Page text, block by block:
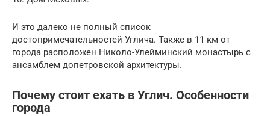
И это далеко не полный список
достопримечательностей Углича. Также в 11 км от
города расположен Николо-Улейминский монастырь с
ансамблем допетровской архитектуры.
Почему стоит ехать в Углич. Особенности
города